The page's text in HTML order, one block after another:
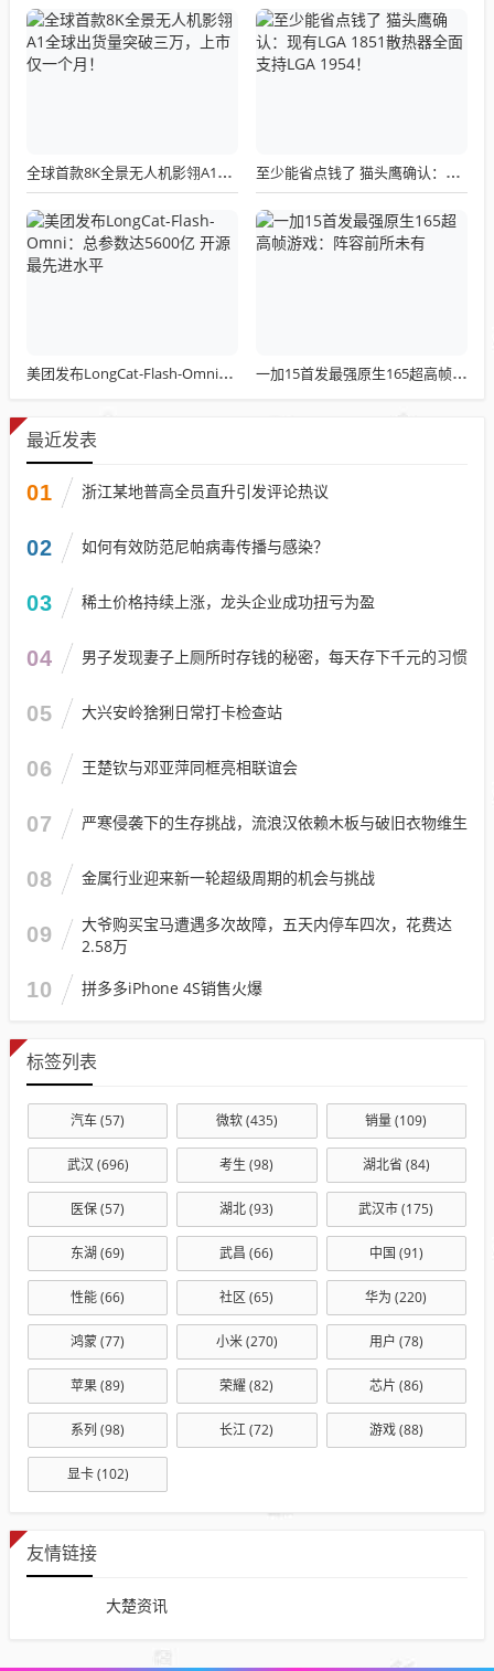
全球首款8K全景无人机影翎A1全球出货量突破三万，上市仅一个月！ 至少能省点钱了 猫头鹰确认：现有LGA 1851散热器全面支持LGA 1954！
美团发布LongCat-Flash-Omni：总参数达5600亿 开源最先进水平 一加15首发最强原生165超高帧游戏：阵容前所未有
最近发表
01 浙江某地普高全员直升引发评论热议
02 如何有效防范尼帕病毒传播与感染？
03 稀土价格持续上涨，龙头企业成功扭亏为盈
04 男子发现妻子上厕所时存钱的秘密，每天存下千元的习惯
05 大兴安岭猞猁日常打卡检查站
06 王楚钦与邓亚萍同框亮相联谊会
07 严寒侵袭下的生存挑战，流浪汉依赖木板与破旧衣物维生
08 金属行业迎来新一轮超级周期的机会与挑战
09
大爷购买宝马遭遇多次故障，五天内停车四次，花费达
2.58万
10 拼多多iPhone 4S销售火爆
标签列表
汽车(57) 微软(435) 销量(109)
武汉 (696) 考生 (98) 湖北省 (84)
医保(57) 湖北(93) 武汉市(175)
东湖 (69) 武昌 (66) 中国 (91)
性能(66) 社区 (65) 华为 (220)
鸿蒙(77) 小米(270) 用户 (78)
苹果(89) 荣耀(82) 芯片 (86)
系列 (98) 长江(72) 游戏(88)
显卡(102)
友情链接
大楚资讯